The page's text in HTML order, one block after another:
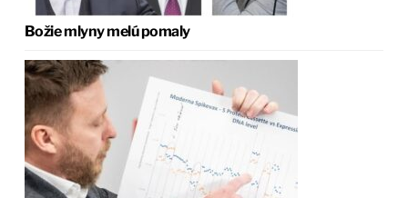
Božie mlyny melú pomaly